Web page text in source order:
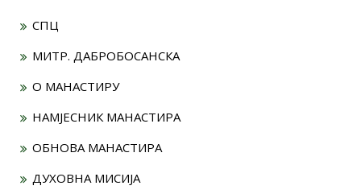
СПЦ
МИТР. ДАБРОБОСАНСКА
О МАНАСТИРУ
НАМЈЕСНИК МАНАСТИРА
ОБНОВА МАНАСТИРА
ДУХОВНА МИСИЈА